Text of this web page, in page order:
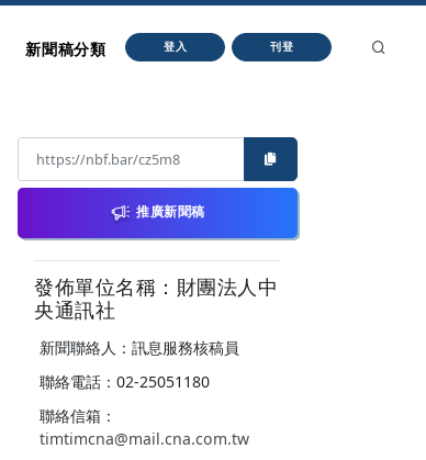
新聞稿分類 登入 刊登
推廣新聞稿
發佈單位名稱：財團法人中
央通訊社
新聞聯絡人：訊息服務核稿員
聯絡電話：02-25051180
聯絡信箱：
timtimcna@mail.cna.com.tw